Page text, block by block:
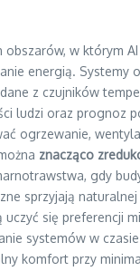
obszarów, w którym
energią. Systemy
z czujników
ludzi oraz prognoz
ogrzewanie,
znacząco
gdy
sprzyjają
się preferencji
systemów w
komfort przy